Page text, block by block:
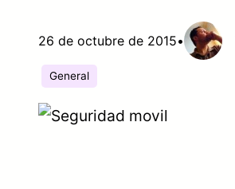
26 de octubre de 2015•
General